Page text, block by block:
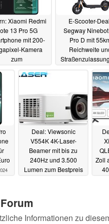
Xiaomi Redmi
13 Pro 5G
mit 200-
Kamera
zum
23.05.2024
E-Scooter-
Segway
Pro D mit
Reichweite
Markt im
23.05.2024
Deal: Viewsonic
V554K 4K-Laser-
Beamer mit bis zu
240Hz und 3.500
Lumen zum Bestpreis
Zoll
Informationen zu